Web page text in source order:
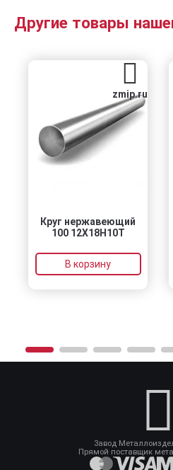
Другие товары
zmip.ru
Круг нержавеющий
100 12Х18Н10Т
В корзину
Завод
Прямой поставщик